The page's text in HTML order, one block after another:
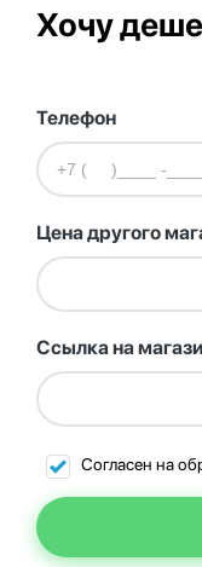
Хочу
Телефон
Цена другого
Ссылка на
Согласен на